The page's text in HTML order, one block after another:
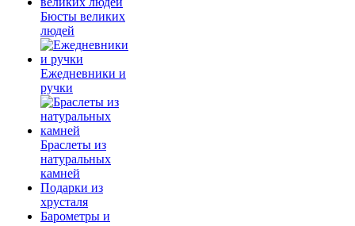
Бюсты великих
людей
Ежедневники и
ручки
Браслеты из
натуральных
камней
Подарки из
хрусталя
Барометры и